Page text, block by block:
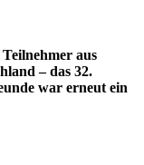
aus
– das 32.
war erneut ein